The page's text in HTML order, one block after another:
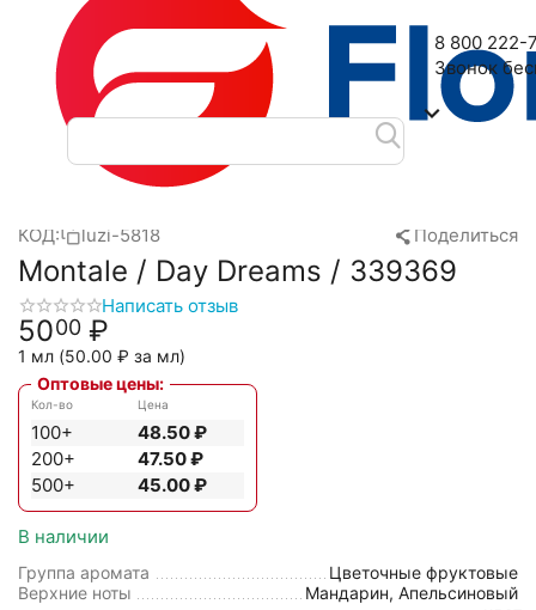
Наш адрес: 2-я Дубровская улица, 6
8 800 222-
Звонок
КОД: luzi-5818 Поделиться
Montale / Day Dreams / 339369
Написать отзыв
5000 ₽
1 мл (50.00 ₽ за мл)
Оптовые цены:
Кол-во
100+
200+
500+
Цена
48.50₽
47.50₽
45.00₽
В наличии
Группа аромата
Цветочные фруктовые
Верхние ноты
Мандарин, Апельсиновый